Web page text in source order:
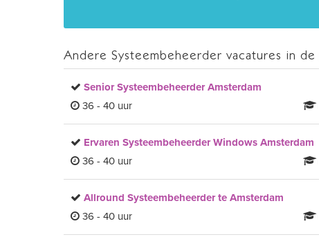
Andere Systeembeheerder vacatures in
Senior Systeembeheerder Amsterdam
36 - 40 uur
Ervaren Systeembeheerder Windows Amsterdam
36 - 40 uur
Allround Systeembeheerder te Amsterdam
36 - 40 uur